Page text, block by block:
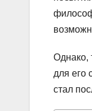
Однако,
для его
стал